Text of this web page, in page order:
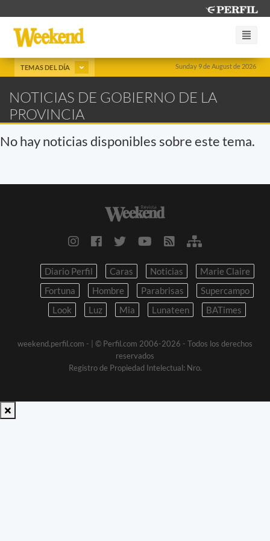
Sunday 9 de August de 2026
TEMAS DEL DÍA
NOTICIAS DE GOBIERNO DE LA
PROVINCIA
No hay noticias disponibles sobre este tema.
Diario Perfil Caras Noticias
Marie Claire
Fortuna
Hombre Parabrisas
Supercampo
Look
Luz Mia Lunateen BATimes
weekend.perfil.com -
| © Perfil.com 2006-2026 - Todos los derechos
reservados
Registro de Propiedad Intelectual: Nro.